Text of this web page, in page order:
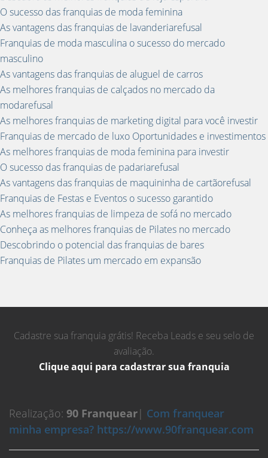
O sucesso das franquias de moda feminina
As vantagens das franquias de lavanderiarefusal
Franquias de moda masculina o sucesso do mercado
masculino
As vantagens das franquias de aluguel de carros
As melhores franquias de calçados no mercado da
modarefusal
As melhores franquias de marketing digital para você investir
Franquias de mercado de luxo Oportunidades e investimentos
As melhores franquias de moda feminina para investir
O sucesso das franquias de padariarefusal
As vantagens das franquias de maquininha de cartãorefusal
Franquias de Festas e Eventos o sucesso garantido
As melhores franquias de limpeza de sofá no mercado
Conheça as melhores franquias de Pilates no mercado
Descobrindo o potencial das franquias de bares
Franquias de Pilates um mercado em expansão
Cadastre sua franquia grátis! Receba Leads e seu selo de
avaliação.
Clique aqui para cadastrar sua franquia
Realização: 90 Franquear| Com franquear
minha empresa? https://www.90franquear.com